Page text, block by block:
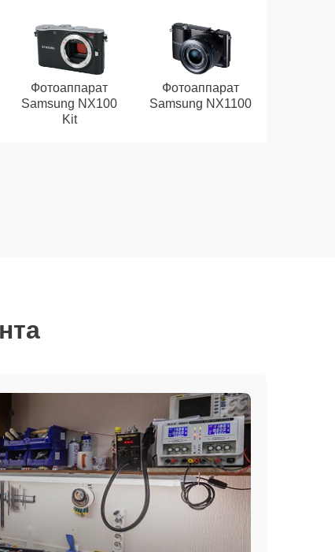
Фотоаппарат
Samsung NX100
Kit
Фотоаппарат
Samsung NX1100